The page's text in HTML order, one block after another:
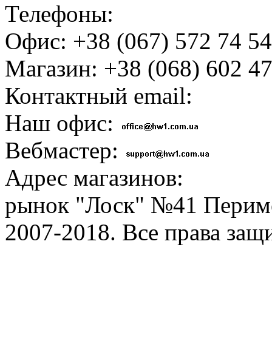
Телефоны:
Офис: +38 (067) 572 74
Магазин: +38 (068) 602
Контактный email:
Наш офис:
Вебмастер:
Адрес магазинов:
рынок "Лоск" №41
2007-2018. Все права